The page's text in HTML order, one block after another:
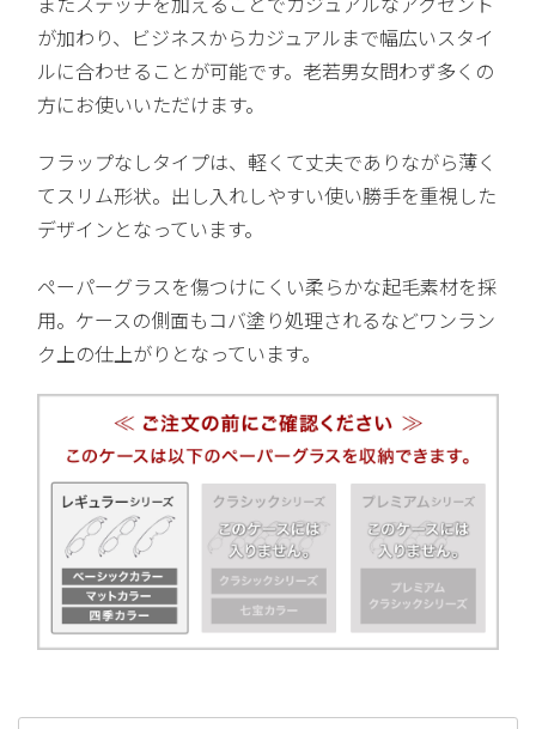
が加わり、ビジネスからカジュアルまで幅広いスタイ
ルに合わせることが可能です。老若男女問わず多くの
方にお使いいただけます。
フラップなしタイプは、軽くて丈夫でありながら薄く
てスリム形状。出し入れしやすい使い勝手を重視した
デザインとなっています。
ペーパーグラスを傷つけにくい柔らかな起毛素材を採
用。ケースの側面もコバ塗り処理されるなどワンラン
ク上の仕上がりとなっています。